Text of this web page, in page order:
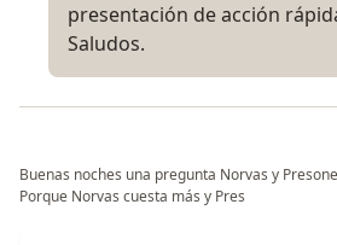
presentación de acción
Saludos.
Buenas noches una pregunta Norvas y
Porque Norvas cuesta más y Pres